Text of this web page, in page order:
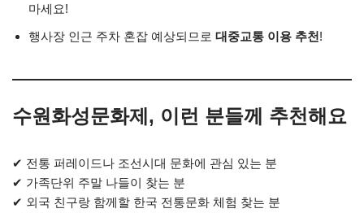
마세요!
행사장 인근 주차 혼잡 예상되므로 대중교통 이용 추천!
수원화성문화제, 이런 분들께 추천해요
✔ 전통 퍼레이드나 조선시대 문화에 관심 있는 분
✔ 가족단위 주말 나들이 찾는 분
✔ 외국 친구랑 함께할 한국 전통문화 체험 찾는 분